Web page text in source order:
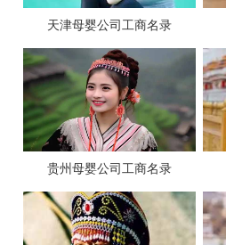
天津母婴公司工商名录
贵州母婴公司工商名录